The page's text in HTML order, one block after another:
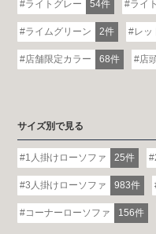
ライトグレー 54件 ライ
ライムグリーン 2件 レッ
店舗限定カラー 68件 店
サイズ別で見る
1人掛けローソファ 25件
3人掛けローソファ 983件
コーナーローソファ 156件